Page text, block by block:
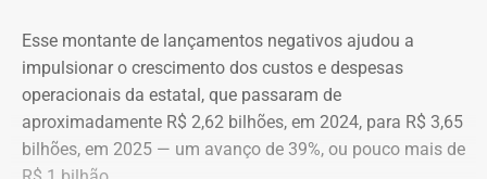
Vaz Lobo – Preservação, Cultura e Memória (MCVL) e no
Instituto Histórico e Geográfico da Baixada de Irajá (IHGBI), o
grupo reúne uma série de conquistas importantes em
diferentes anos.
Em 2011, impediu a demolição do prédio durante as obras do
Esse montante de lançamentos negativos ajudou a
impulsionar o crescimento dos custos e despesas
operacionais da estatal, que passaram de
aproximadamente R$ 2,62 bilhões, em 2024, para R$ 3,65
bilhões, em 2025 — um avanço de 39%, ou pouco mais de